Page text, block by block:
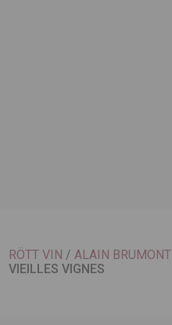
RÖTT VIN /ALAIN BRUMONT
VIEILLES VIGNES